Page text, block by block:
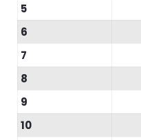
5
6
7
8
9
10